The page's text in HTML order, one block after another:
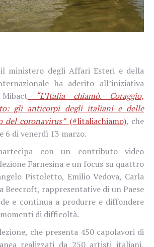
ministero degli Affari Esteri e della
ha aderito all’iniziativa
“L’Italia chiamò. Coraggio,
gli anticorpi degli italiani e delle
del coronavirus”(#litaliachiamo), che
6 di venerdì 13 marzo.
con un contributo video
Farnesina e un focus su quattro
Pistoletto, Emilio Vedova, Carla
Beecroft, rappresentative di un Paese
e continua a produrre e diffondere
di difficoltà.
che presenta 450 capolavori di
realizzati da 250 artisti italiani,